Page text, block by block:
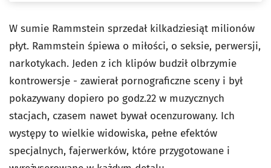
W sumie Rammstein sprzedał kilkadziesiąt milionów
płyt. Rammstein śpiewa o miłości, o seksie, perwersji,
narkotykach. Jeden z ich klipów budził olbrzymie
kontrowersje - zawierał pornograficzne sceny i był
pokazywany dopiero po godz.22 w muzycznych
stacjach, czasem nawet bywał ocenzurowany. Ich
występy to wielkie widowiska, pełne efektów
specjalnych, fajerwerków, które przygotowane i